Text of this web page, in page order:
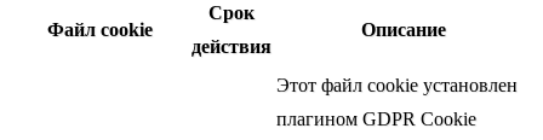
Файл cookie
Срок
действия
Описание
Этот файл cookie установлен
плагином GDPR Cookie